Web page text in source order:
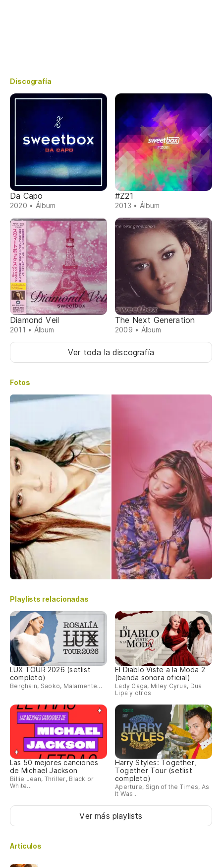
Discografía
Da Capo
2020 • Álbum
#Z21
2013 • Álbum
Diamond Veil
2011 • Álbum
The Next Generation
2009 • Álbum
Ver toda la discografía
Fotos
Playlists relacionadas
LUX TOUR 2026 (setlist
completo)
Berghain, Saoko, Malamente...
El Diablo Viste a la Moda 2
(banda sonora oficial)
Lady Gaga, Miley Cyrus, Dua
Lipa y otros
Las 50 mejores canciones
de Michael Jackson
Billie Jean, Thriller, Black or
White...
Harry Styles: Together,
Together Tour (setlist
completo)
Aperture, Sign of the Times, As
It Was...
Ver más playlists
Artículos